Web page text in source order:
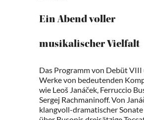
Ein Abend voller
musikalischer Vielfalt
Das Programm von Debüt VIII
Werke von bedeutenden
wie Leoš Janáček, Ferruccio
Sergej Rachmaninoff. Von
klangvoll-dramatischer